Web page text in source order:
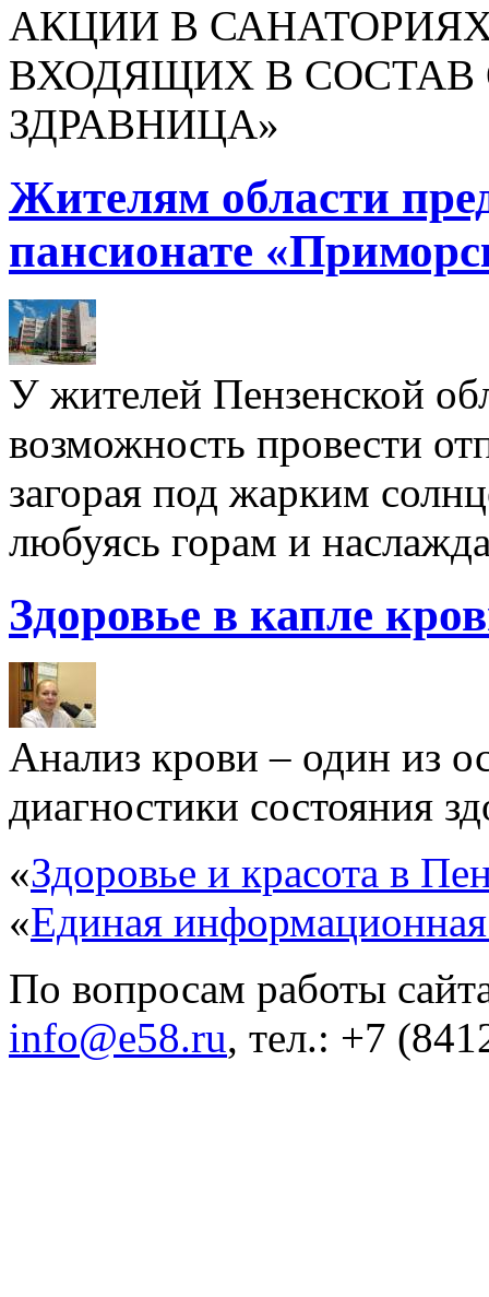
АКЦИИ В
ВХОДЯЩИХ В СОСТАВ
ЗДРАВНИЦА»
Жителям области
пансионате
У жителей Пензенской
возможность провести
загорая под жарким
любуясь горам и
Здоровье в капле
Анализ крови – один из
диагностики состояния
«Здоровье и красота в
«Единая
По вопросам работы
info@e58.ru, тел.: +7